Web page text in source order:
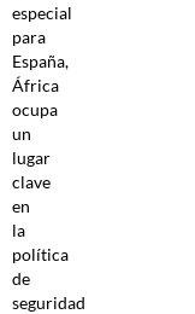
especial
para
España,
África
ocupa
un
lugar
clave
en
la
política
de
seguridad